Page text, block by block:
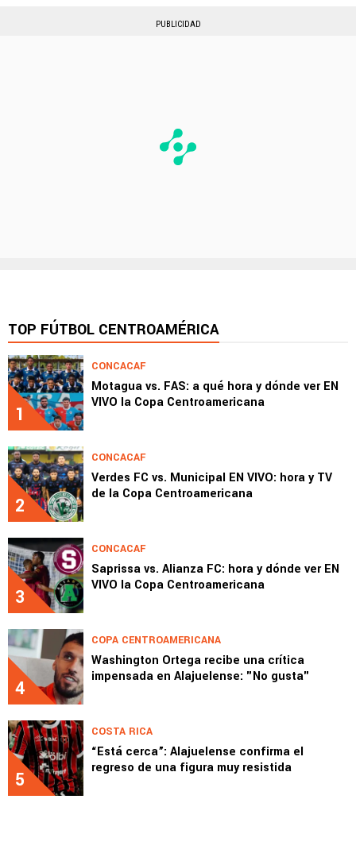
PUBLICIDAD
TOP FÚTBOL CENTROAMÉRICA
1
CONCACAF
Motagua vs. FAS: a qué hora y dónde ver EN
VIVO la Copa Centroamericana
2
CONCACAF
Verdes FC vs. Municipal EN VIVO: hora y TV
de la Copa Centroamericana
3
CONCACAF
Saprissa vs. Alianza FC: hora y dónde ver EN
VIVO la Copa Centroamericana
4
COPA CENTROAMERICANA
Washington Ortega recibe una crítica
impensada en Alajuelense: "No gusta"
5
COSTA RICA
“Está cerca”: Alajuelense confirma el
regreso de una figura muy resistida